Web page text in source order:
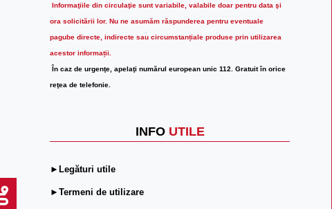
Informaţiile din circulaţie sunt variabile, valabile doar pentru data şi
ora solicitării lor. Nu ne asumăm răspunderea pentru eventuale
pagube directe, indirecte sau circumstanțiale produse prin utilizarea
acestor informații.
În caz de urgenţe, apelaţi numărul european unic 112. Gratuit în orice
reţea de telefonie.
INFO UTILE
►Legături utile
►Termeni de utilizare